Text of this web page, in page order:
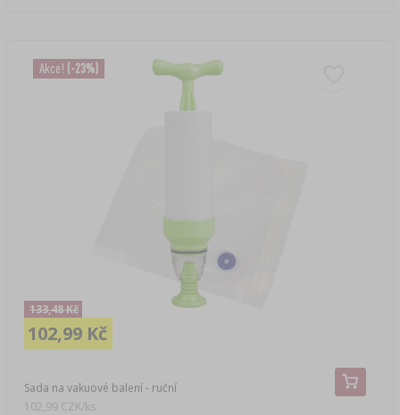
Akce! (-23%)
Sada na vakuové balení - ruční
133,48 Kč
102,99 Kč
102,99 CZK/ks